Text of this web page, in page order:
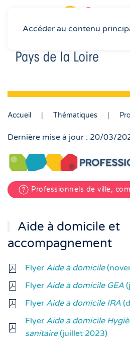
Accéder au contenu
Accueil Thématiques
Dernière mise à jour : 20/03/
Professionnels de ville,
Aide à domicile et
accompagnement
Flyer Aide à domicile
Flyer Aide à domicile GEA
Flyer Aide à domicile IRA
Flyer Aide à domicile
sanitaire(juillet 2023)